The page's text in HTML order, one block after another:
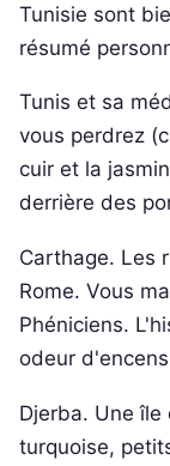
Tunisie sont
résumé
Tunis et sa
vous perdrez
cuir et la
derrière des
Carthage. Les
Rome. Vous
Phéniciens.
odeur
Djerba. Une île
turquoise,